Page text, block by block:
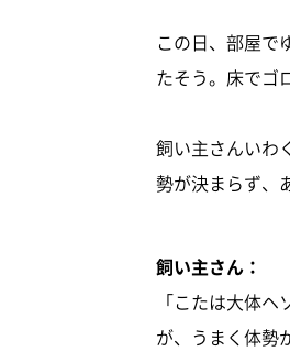
この日、部屋で
たそう。床でゴ
飼い主さんいわ
勢が決まらず、
飼い主さん：
「こたは大体
が、うまく体勢